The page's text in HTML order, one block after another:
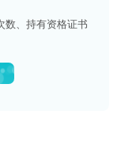
数、持有资格证书